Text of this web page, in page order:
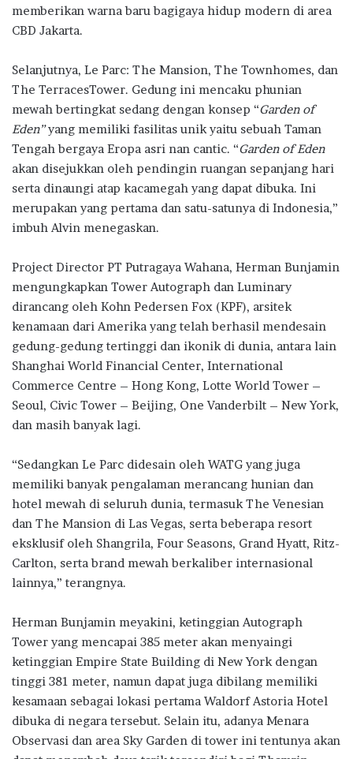
memberikan warna baru bagigaya hidup modern di area
CBD Jakarta.
Selanjutnya, Le Parc: The Mansion, The Townhomes, dan
The TerracesTower. Gedung ini mencaku phunian
mewah bertingkat sedang dengan konsep “Garden of
Eden”yang memiliki fasilitas unik yaitu sebuah Taman
Tengah bergaya Eropa asri nan cantic. “Garden of Eden
akan disejukkan oleh pendingin ruangan sepanjang hari
serta dinaungi atap kacamegah yang dapat dibuka. Ini
merupakan yang pertama dan satu-satunya di Indonesia,”
imbuh Alvin menegaskan.
Project Director PT Putragaya Wahana, Herman Bunjamin
mengungkapkan Tower Autograph dan Luminary
dirancang oleh Kohn Pedersen Fox (KPF), arsitek
kenamaan dari Amerika yang telah berhasil mendesain
gedung-gedung tertinggi dan ikonik di dunia, antara lain
Shanghai World Financial Center, International
Commerce Centre – Hong Kong, Lotte World Tower –
Seoul, Civic Tower – Beijing, One Vanderbilt – New York,
dan masih banyak lagi.
“Sedangkan Le Parc didesain oleh WATG yang juga
memiliki banyak pengalaman merancang hunian dan
hotel mewah di seluruh dunia, termasuk The Venesian
dan The Mansion di Las Vegas, serta beberapa resort
eksklusif oleh Shangrila, Four Seasons, Grand Hyatt, Ritz-
Carlton, serta brand mewah berkaliber internasional
lainnya,” terangnya.
Herman Bunjamin meyakini, ketinggian Autograph
Tower yang mencapai 385 meter akan menyaingi
ketinggian Empire State Building di New York dengan
tinggi 381 meter, namun dapat juga dibilang memiliki
kesamaan sebagai lokasi pertama Waldorf Astoria Hotel
dibuka di negara tersebut. Selain itu, adanya Menara
Observasi dan area Sky Garden di tower ini tentunya akan